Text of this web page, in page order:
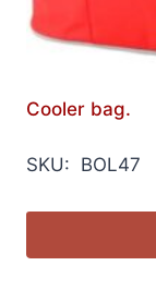
Cooler bag.
SKU: BOL47